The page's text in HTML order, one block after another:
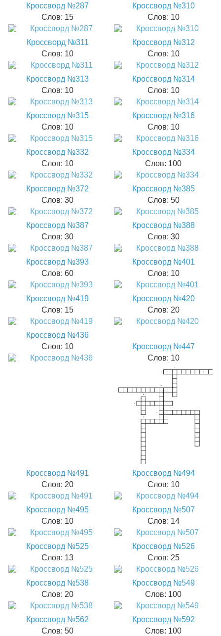
Кроссворд №287
Слов: 15
Кроссворд №310
Слов: 10
Кроссворд №311
Слов: 10
Кроссворд №312
Слов: 10
Кроссворд №313
Слов: 10
Кроссворд №314
Слов: 10
Кроссворд №315
Слов: 10
Кроссворд №316
Слов: 10
Кроссворд №332
Слов: 10
Кроссворд №334
Слов: 100
Кроссворд №372
Слов: 30
Кроссворд №385
Слов: 50
Кроссворд №387
Слов: 30
Кроссворд №388
Слов: 30
Кроссворд №393
Слов: 60
Кроссворд №401
Слов: 10
Кроссворд №419
Слов: 15
Кроссворд №420
Слов: 20
Кроссворд №436
Слов: 10
Кроссворд №447
Слов: 10
Кроссворд №491
Слов: 20
Кроссворд №494
Слов: 10
Кроссворд №495
Слов: 10
Кроссворд №507
Слов: 14
Кроссворд №525
Слов: 13
Кроссворд №526
Слов: 25
Кроссворд №538
Слов: 20
Кроссворд №549
Слов: 100
Кроссворд №562
Слов: 50
Кроссворд №592
Слов: 100